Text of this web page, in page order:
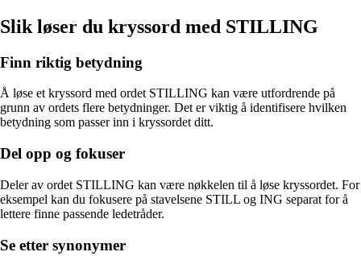
Slik løser du kryssord med STILLING
Finn riktig betydning
Å løse et kryssord med ordet STILLING kan være utfordrende på
grunn av ordets flere betydninger. Det er viktig å identifisere hvilken
betydning som passer inn i kryssordet ditt.
Del opp og fokuser
Deler av ordet STILLING kan være nøkkelen til å løse kryssordet. For
eksempel kan du fokusere på stavelsene STILL og ING separat for å
lettere finne passende ledetråder.
Se etter synonymer